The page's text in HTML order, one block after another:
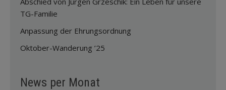
TG-Familie
Anpassung der Ehrungsordnung
Oktober-Wanderung ’25
News per Monat